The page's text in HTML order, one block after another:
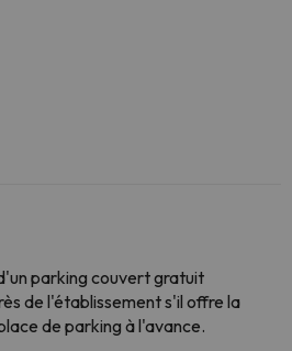
parking couvert gratuit
de l'établissement s'il offre la
de parking à l'avance.